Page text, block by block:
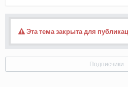
Эта тема закрыта для
Подписчики